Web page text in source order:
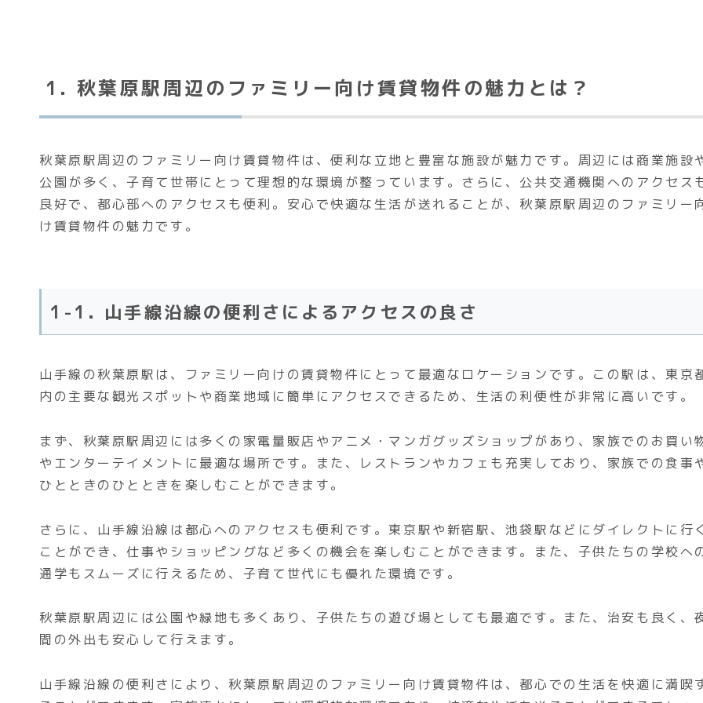
1. 秋葉原駅周辺のファミリー向け賃貸物件の魅力とは？
秋葉原駅周辺のファミリー向け賃貸物件は、便利な立地と豊富な施設が魅力です。周辺には商業施設
公園が多く、子育て世帯にとって理想的な環境が整っています。さらに、公共交通機関へのアクセス
良好で、都心部へのアクセスも便利。安心で快適な生活が送れることが、秋葉原駅周辺のファミリー
け賃貸物件の魅力です。
1-1. 山手線沿線の便利さによるアクセスの良さ
山手線の秋葉原駅は、ファミリー向けの賃貸物件にとって最適なロケーションです。この駅は、東京
内の主要な観光スポットや商業地域に簡単にアクセスできるため、生活の利便性が非常に高いです。
まず、秋葉原駅周辺には多くの家電量販店やアニメ・マンガグッズショップがあり、家族でのお買い
やエンターテイメントに最適な場所です。また、レストランやカフェも充実しており、家族での食事
ひとときのひとときを楽しむことができます。
さらに、山手線沿線は都心へのアクセスも便利です。東京駅や新宿駅、池袋駅などにダイレクトに行
ことができ、仕事やショッピングなど多くの機会を楽しむことができます。また、子供たちの学校へ
通学もスムーズに行えるため、子育て世代にも優れた環境です。
秋葉原駅周辺には公園や緑地も多くあり、子供たちの遊び場としても最適です。また、治安も良く、
間の外出も安心して行えます。
山手線沿線の便利さにより、秋葉原駅周辺のファミリー向け賃貸物件は、都心での生活を快適に満喫